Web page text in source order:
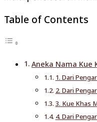
Table of Contents
Aneka Nama Kue
1. Dari
2. Dari
3. Kue Khas
4. Dari